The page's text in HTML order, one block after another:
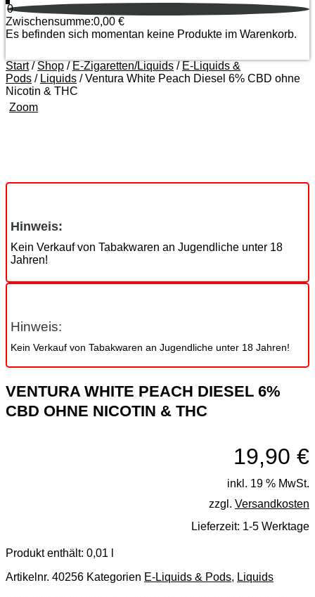
0
Zwischensumme:0,00 €
Es befinden sich momentan keine Produkte im Warenkorb.
Start/ Shop / E-Zigaretten/Liquids / E-Liquids &
Pods / Liquids / Ventura White Peach Diesel 6% CBD ohne
Nicotin & THC
Zoom
Hinweis:
Kein Verkauf von Tabakwaren an Jugendliche unter 18
Jahren!
Hinweis:
Kein Verkauf von Tabakwaren an Jugendliche unter 18 Jahren!
VENTURA WHITE PEACH DIESEL 6%
CBD OHNE NICOTIN & THC
19,90 €
inkl. 19 % MwSt.
zzgl. Versandkosten
Lieferzeit: 1-5 Werktage
Produkt enthält: 0,01
Artikelnr. 40256 Kategorien E-Liquids & Pods, Liquids